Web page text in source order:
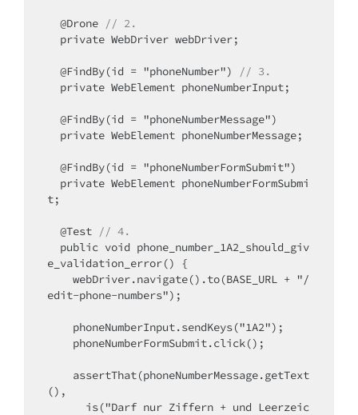
  @Drone
// 2.
  @FindBy(id = "phoneNumber")
// 3.
t;
  @Test
// 4.
e_validation_error() {
edit-phone-numbers");
(),